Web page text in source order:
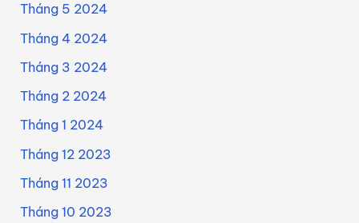
Tháng 5 2024
Tháng 4 2024
Tháng 3 2024
Tháng 2 2024
Tháng 1 2024
Tháng 12 2023
Tháng 11 2023
Tháng 10 2023